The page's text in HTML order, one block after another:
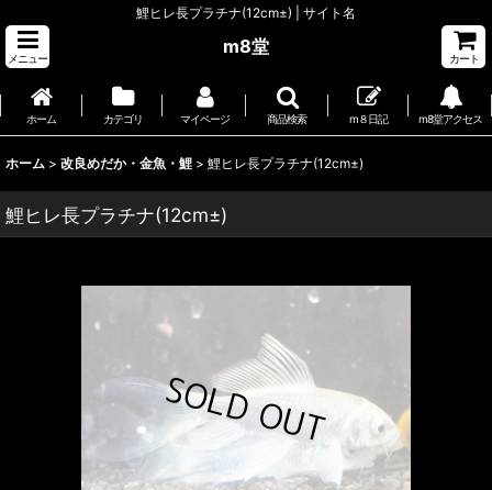
鯉ヒレ長プラチナ(12cm±) | サイト名
メニュー
m8堂
カート
ホーム カテゴリ マイページ 商品検索 m８日記 m8堂アクセス
ホーム > 改良めだか・金魚・鯉 > 鯉ヒレ長プラチナ(12cm±)
鯉ヒレ長プラチナ(12cm±)